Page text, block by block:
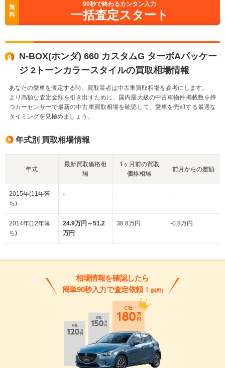
無
料
90秒で終わるカンタン入力
一括査定スタート
N-BOX(ホンダ) 660 カスタムG ターボAパッケー
ジ 2トーンカラースタイルの買取相場情報
あなたの愛車を査定する時、買取業者は中古車買取相場を参考にします。
より高額な査定金額を引き出すために、国内最大級の中古車物件掲載数を持
つカーセンサーで最新の中古車買取相場を確認して、愛車を売却する最適な
タイミングを見極めましょう。
年式別 買取相場情報
年式
最新買取価格相
場
1ヶ月前の買取
価格相場
前月からの差額
2015年(11年落
ち)
- - -
2014年(12年落
ち)
24.9万円～51.2
万円
38.8万円 -0.8万円
相場情報を確認したら
簡単90秒入力で査定依頼！ (無料)